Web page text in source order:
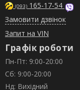
(093) 165-17-54
Замовити дзвінок
Запит на VIN
Графік роботи
Пн-Пт: 9:00-20:00
Сб: 9:00-20:00
Нд: Вихідний